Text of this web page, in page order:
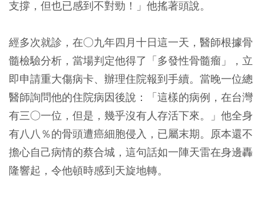
支撐，但也已感到不對勁！」他搖著頭說。
經多次就診，在○九年四月十日這一天，醫師根據骨
髓檢驗分析，當場判定他得了「多發性骨髓瘤」，立
即申請重大傷病卡、辦理住院報到手續。當晚一位總
醫師詢問他的住院病因後說：「這樣的病例，在台灣
有三○一位，但是，幾乎沒有人存活下來。」他全身
有八八％的骨頭遭癌細胞侵入，已屬末期。原本還不
擔心自己病情的蔡合城，這句話如一陣天雷在身邊轟
隆響起，令他頓時感到天旋地轉。